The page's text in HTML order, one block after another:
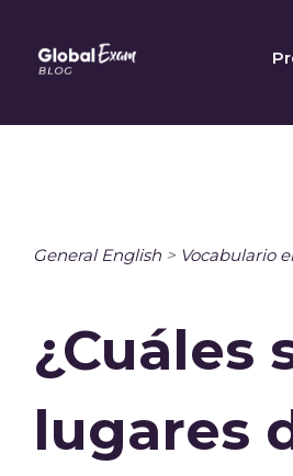
content
General English > Vocabulario
¿Cuáles
lugares